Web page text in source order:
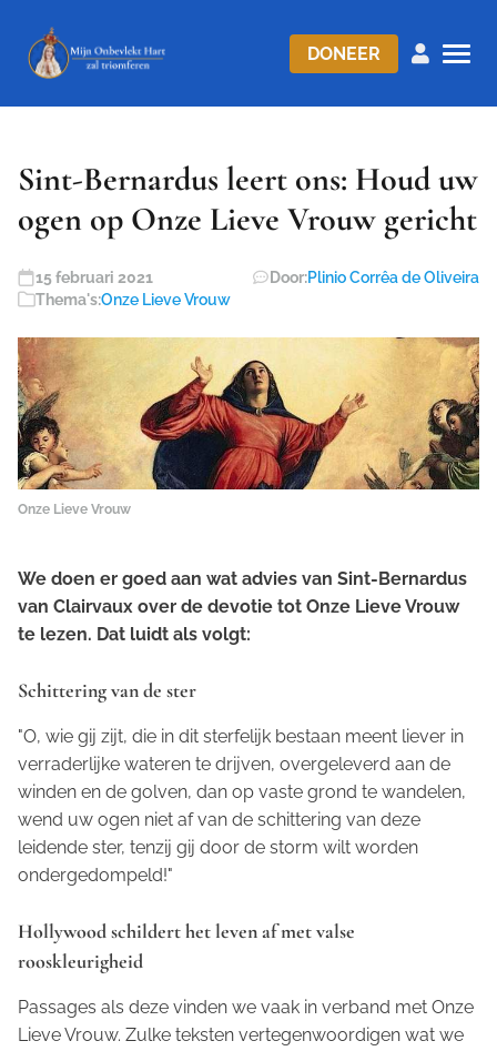
DONEER
Sint-Bernardus leert ons: Houd uw
ogen op Onze Lieve Vrouw gericht
15 februari 2021 Door:Plinio Corrêa de Oliveira
Thema's:Onze Lieve Vrouw
Onze Lieve Vrouw
We doen er goed aan wat advies van Sint-Bernardus
van Clairvaux over de devotie tot Onze Lieve Vrouw
te lezen. Dat luidt als volgt:
Schittering van de ster
"O, wie gij zijt, die in dit sterfelijk bestaan meent liever in
verraderlijke wateren te drijven, overgeleverd aan de
winden en de golven, dan op vaste grond te wandelen,
wend uw ogen niet af van de schittering van deze
leidende ster, tenzij gij door de storm wilt worden
ondergedompeld!"
Hollywood schildert het leven af met valse
rooskleurigheid
Passages als deze vinden we vaak in verband met Onze
Lieve Vrouw. Zulke teksten vertegenwoordigen wat we